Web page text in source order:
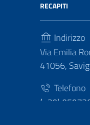
RECAPITI
Indirizzo
Via Emilia
41056,
Telefono
(+39)